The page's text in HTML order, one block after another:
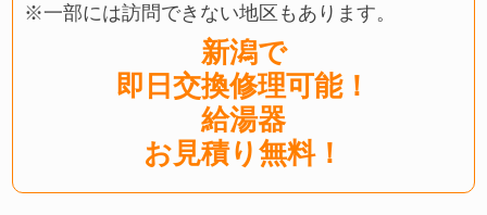
※一部には訪問できない地区もあります。
新潟で
即日交換修理可能！
給湯器
お見積り無料！